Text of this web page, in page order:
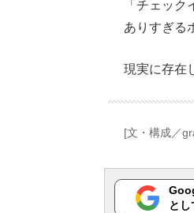
「チェッ
ありすぎる
現実に存在
[文・構成／
と